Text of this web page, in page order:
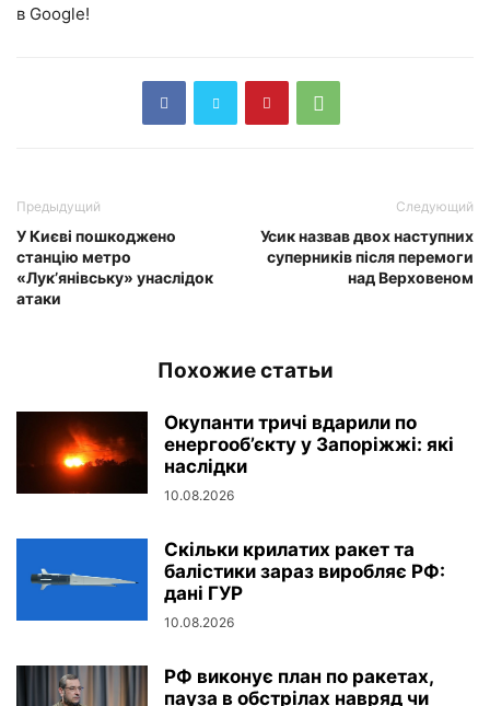
в Google!
Предыдущий
У Києві пошкоджено
станцію метро
«Лук’янівську» унаслідок
атаки
Следующий
Усик назвав двох наступних
суперників після перемоги
над Верховеном
Похожие статьи
Окупанти тричі вдарили по
енергооб’єкту у Запоріжжі: які
наслідки
10.08.2026
Скільки крилатих ракет та
балістики зараз виробляє РФ:
дані ГУР
10.08.2026
РФ виконує план по ракетах,
пауза в обстрілах навряд чи